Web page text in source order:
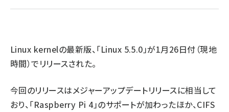
Linux kernelの最新版、「Linux 5.5.0」が1月26日付（現地
時間）でリリースされた。
今回のリリースはメジャーアップデートリリースに相当して
おり、「Raspberry Pi 4」のサポートが加わったほか、CIFS